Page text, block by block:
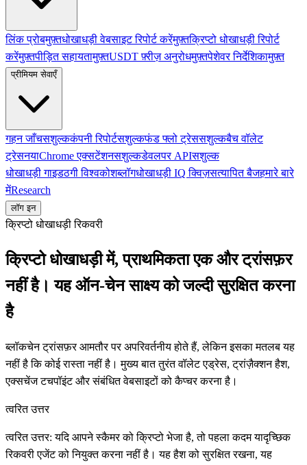
लिंक प्रोबमुफ़्तधोखाधड़ी वेबसाइट रिपोर्ट करेंमुफ़्तक्रिप्टो धोखाधड़ी रिपोर्ट
करेंमुफ़्तपीड़ित सहायतामुफ़्तUSDT फ़्रीज़ अनुरोधमुफ़्तपेशेवर निर्देशिकामुफ़्त
प्रीमियम सेवाएँ
गहन जाँचसशुल्ककंपनी रिपोर्टसशुल्कफंड फ्लो ट्रेससशुल्कबैच वॉलेट
ट्रेसनयाChrome एक्सटेंशनसशुल्कडेवलपर APIसशुल्क
धोखाधड़ी गाइडठगी विश्वकोशब्लॉगधोखाधड़ी IQ क्विज़सत्यापित बैजहमारे बारे
मेंResearch
लॉग इन
क्रिप्टो धोखाधड़ी रिकवरी
क्रिप्टो धोखाधड़ी में, प्राथमिकता एक और ट्रांसफ़र
नहीं है। यह ऑन-चेन साक्ष्य को जल्दी सुरक्षित करना
है
ब्लॉकचेन ट्रांसफ़र आमतौर पर अपरिवर्तनीय होते हैं, लेकिन इसका मतलब यह
नहीं है कि कोई रास्ता नहीं है। मुख्य बात तुरंत वॉलेट एड्रेस, ट्रांज़ैक्शन हैश,
एक्सचेंज टचपॉइंट और संबंधित वेबसाइटों को कैप्चर करना है।
त्वरित उत्तर
त्वरित उत्तर: यदि आपने स्कैमर को क्रिप्टो भेजा है, तो पहला कदम यादृच्छिक
रिकवरी एजेंट को नियुक्त करना नहीं है। यह हैश को सुरक्षित रखना, यह